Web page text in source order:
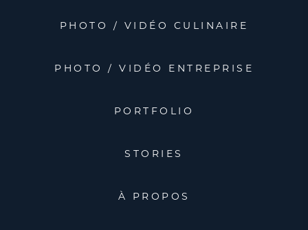
PHOTO / VIDÉO CULINAIRE
PHOTO / VIDÉO ENTREPRISE
PORTFOLIO
STORIES
À PROPOS